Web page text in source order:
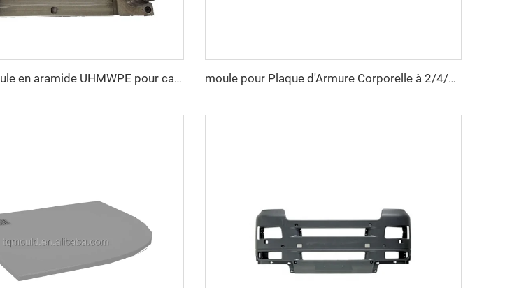
TQ Mould Moule en aramide UHMWPE pour casque MICH FAST PASGT Moule à casque par compression moule pour Plaque d'Armure Corporelle à 2/4/8/16 Cavités UHMWPE Moule pour Plaque en Fibre d'Aramide Moulage par Compression Fabricant de Moules